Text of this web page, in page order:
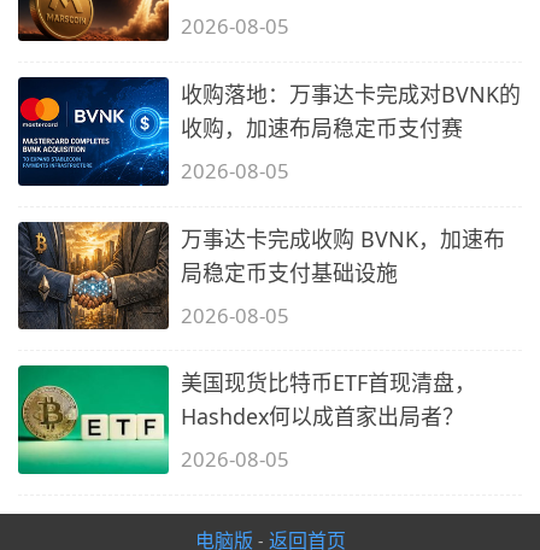
2026-08-05
收购落地：万事达卡完成对BVNK的
收购，加速布局稳定币支付赛
2026-08-05
万事达卡完成收购 BVNK，加速布
局稳定币支付基础设施
2026-08-05
美国现货比特币ETF首现清盘，
Hashdex何以成首家出局者？
2026-08-05
电脑版 - 返回首页